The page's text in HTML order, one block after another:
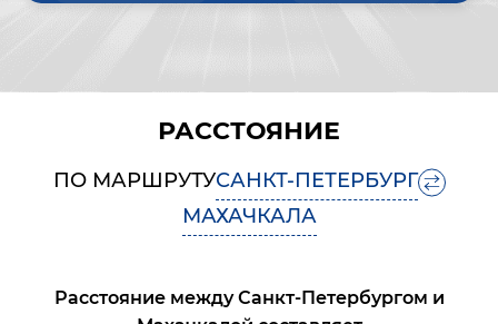
РАССТОЯНИЕ
ПО МАРШРУТУСАНКТ-ПЕТЕРБУРГ
МАХАЧКАЛА
Расстояние междуСанкт-Петербургом и